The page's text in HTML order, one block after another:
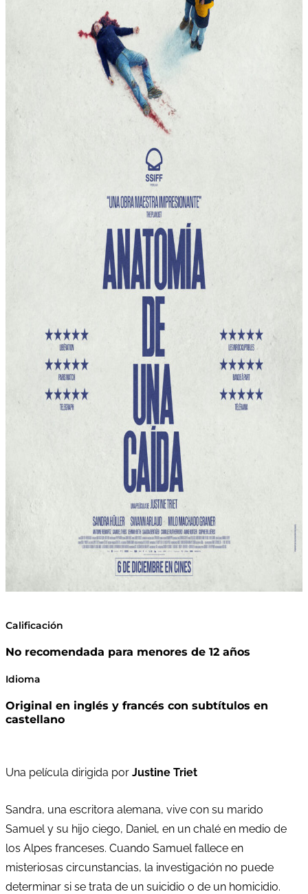
Calificación
No recomendada para menores de 12 años
Idioma
Original en inglés y francés con subtítulos en
castellano
Una película dirigida por Justine Triet
Sandra, una escritora alemana, vive con su marido
Samuel y su hijo ciego, Daniel, en un chalé en medio de
los Alpes franceses. Cuando Samuel fallece en
misteriosas circunstancias, la investigación no puede
determinar si se trata de un suicidio o de un homicidio.